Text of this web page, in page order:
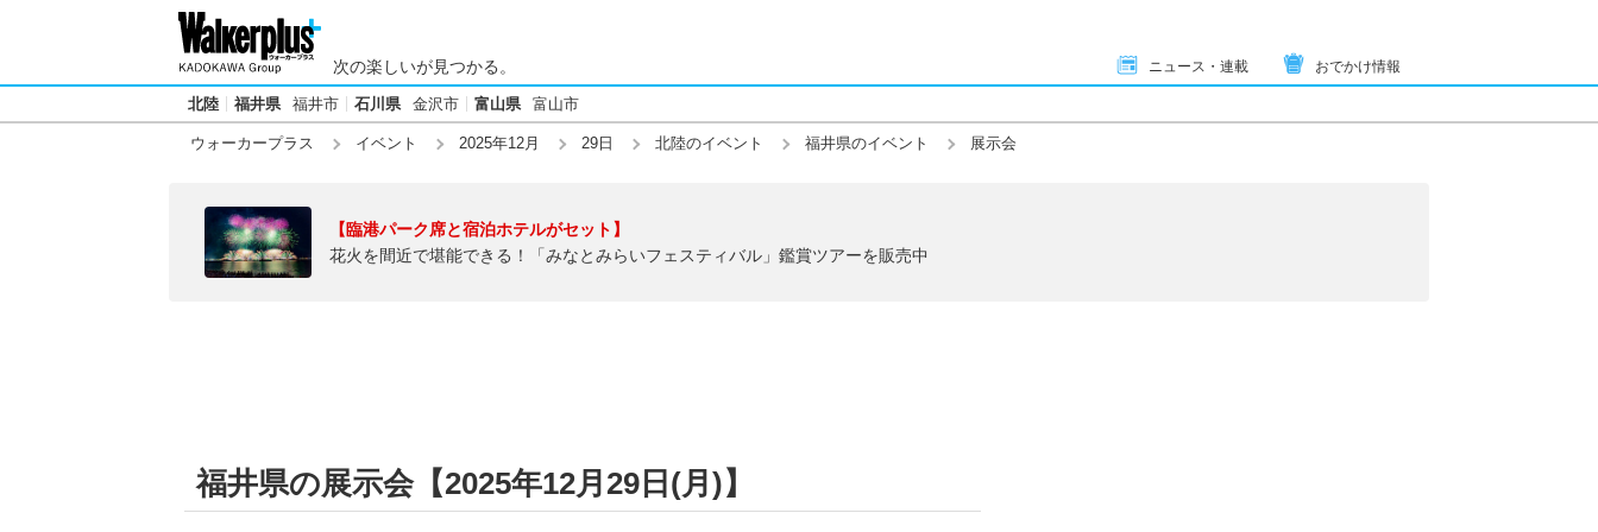
次の楽しいが見つかる。 ニュース・連載 おでかけ情報
北陸 福井県 福井市 石川県 金沢市 富山県 富山市
ウォーカープラス イベント 2025年12月 29日 北陸のイベント 福井県のイベント 展示会
【臨港パーク席と宿泊ホテルがセット】
花火を間近で堪能できる！「みなとみらいフェスティバル」鑑賞ツアーを販売中
福井県の展示会【2025年12月29日(月)】